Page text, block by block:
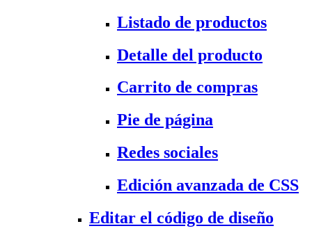
Listado de productos
Detalle del producto
Carrito de compras
Pie de página
Redes sociales
Edición avanzada de CSS
Editar el código de diseño